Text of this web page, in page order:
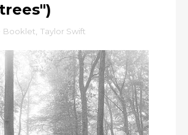
Booklet Taylor Swift